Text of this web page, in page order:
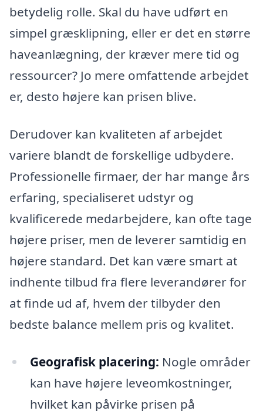
betydelig rolle. Skal du have udført en
simpel græsklipning, eller er det en større
haveanlægning, der kræver mere tid og
ressourcer? Jo mere omfattende arbejdet
er, desto højere kan prisen blive.
Derudover kan kvaliteten af arbejdet
variere blandt de forskellige udbydere.
Professionelle firmaer, der har mange års
erfaring, specialiseret udstyr og
kvalificerede medarbejdere, kan ofte tage
højere priser, men de leverer samtidig en
højere standard. Det kan være smart at
indhente tilbud fra flere leverandører for
at finde ud af, hvem der tilbyder den
bedste balance mellem pris og kvalitet.
Geografisk placering: Nogle områder
kan have højere leveomkostninger,
hvilket kan påvirke prisen på